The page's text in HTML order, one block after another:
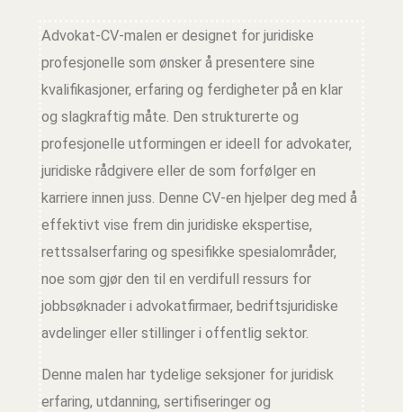
Advokat-CV-malen er designet for juridiske
profesjonelle som ønsker å presentere sine
kvalifikasjoner, erfaring og ferdigheter på en klar
og slagkraftig måte. Den strukturerte og
profesjonelle utformingen er ideell for advokater,
juridiske rådgivere eller de som forfølger en
karriere innen juss. Denne CV-en hjelper deg med å
effektivt vise frem din juridiske ekspertise,
rettssalserfaring og spesifikke spesialområder,
noe som gjør den til en verdifull ressurs for
jobbsøknader i advokatfirmaer, bedriftsjuridiske
avdelinger eller stillinger i offentlig sektor.
Denne malen har tydelige seksjoner for juridisk
erfaring, utdanning, sertifiseringer og